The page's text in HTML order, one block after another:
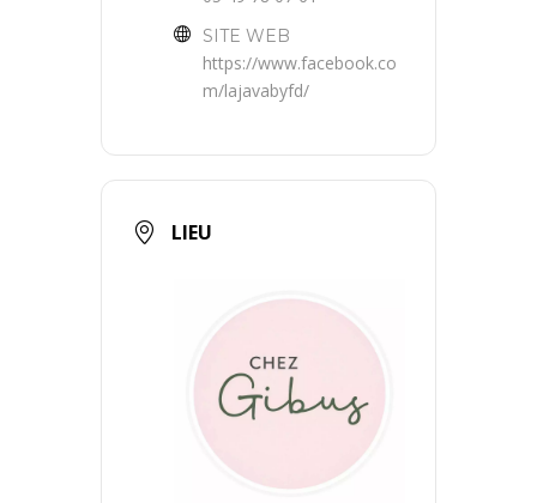
SITE WEB
https://www.facebook.co
m/lajavabyfd/
LIEU